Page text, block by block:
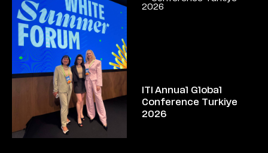
ITI Annual Global
Conference Turkiye
2026